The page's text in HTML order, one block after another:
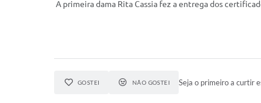
A primeira dama Rita Cassia fez a entrega dos
GOSTEI NÃO GOSTEI Seja o primeiro a curtir